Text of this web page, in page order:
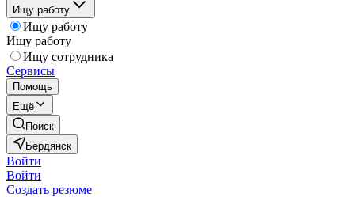
Ищу работу
Ищу работу
Ищу работу
Ищу сотрудника
Сервисы
Помощь
Ещё
Поиск
Бердянск
Войти
Войти
Создать резюме